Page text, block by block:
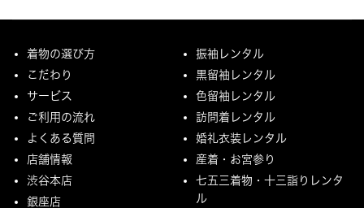
着物の選び方
こだわり
サービス
ご利用の流れ
よくある質問
店舗情報
渋谷本店
銀座店
振袖レンタル
黒留袖レンタル
色留袖レンタル
訪問着レンタル
婚礼衣装レンタル
産着・お宮参り
七五三着物・十三詣りレンタ
ル